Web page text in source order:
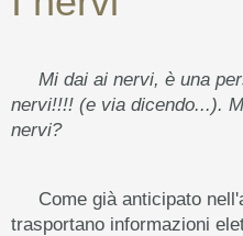
Mi dai ai nervi, è una
nervi!!!! (e via dicendo...).
nervi?
Come già anticipato
trasportano informazioni